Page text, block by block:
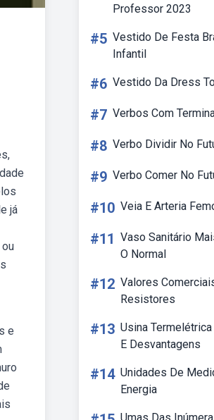
já
e
Professor 2023
#5 Vestido De Festa
Infantil
#6 Vestido Da Dress
#7 Verbos Com
#8 Verbo Dividir No
#9 Verbo Comer No
#10 Veia E Arteria
#11 Vaso Sanitário
O Normal
#12 Valores
Resistores
#13 Usina
E Desvantagens
#14 Unidades De
Energia